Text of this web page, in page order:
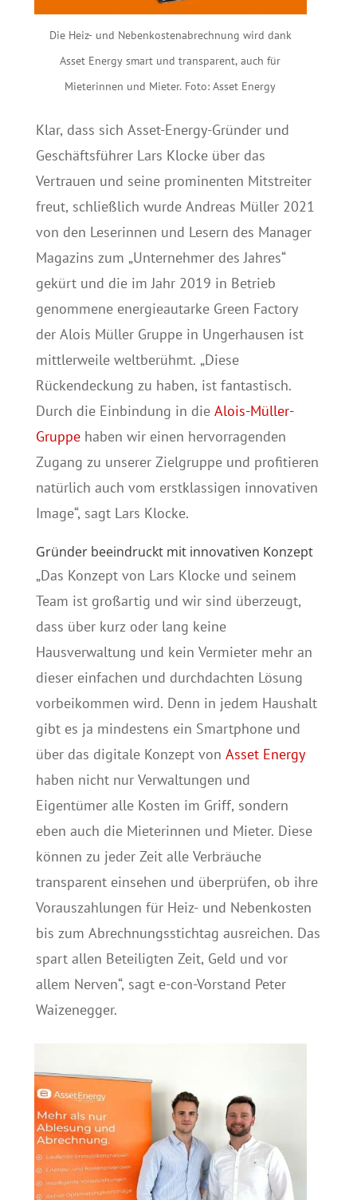
Die Heiz- und Nebenkostenabrechnung wird dank
Asset Energy smart und transparent, auch für
Mieterinnen und Mieter. Foto: Asset Energy
Klar, dass sich Asset-Energy-Gründer und
Geschäftsführer Lars Klocke über das
Vertrauen und seine prominenten Mitstreiter
freut, schließlich wurde Andreas Müller 2021
von den Leserinnen und Lesern des Manager
Magazins zum „Unternehmer des Jahres“
gekürt und die im Jahr 2019 in Betrieb
genommene energieautarke Green Factory
der Alois Müller Gruppe in Ungerhausen ist
mittlerweile weltberühmt. „Diese
Rückendeckung zu haben, ist fantastisch.
Durch die Einbindung in die Alois-Müller-
Gruppehaben wir einen hervorragenden
Zugang zu unserer Zielgruppe und profitieren
natürlich auch vom erstklassigen innovativen
Image“, sagt Lars Klocke.
Gründer beeindruckt mit innovativen Konzept
„Das Konzept von Lars Klocke und seinem
Team ist großartig und wir sind überzeugt,
dass über kurz oder lang keine
Hausverwaltung und kein Vermieter mehr an
dieser einfachen und durchdachten Lösung
vorbeikommen wird. Denn in jedem Haushalt
gibt es ja mindestens ein Smartphone und
über das digitale Konzept von Asset Energy
haben nicht nur Verwaltungen und
Eigentümer alle Kosten im Griff, sondern
eben auch die Mieterinnen und Mieter. Diese
können zu jeder Zeit alle Verbräuche
transparent einsehen und überprüfen, ob ihre
Vorauszahlungen für Heiz- und Nebenkosten
bis zum Abrechnungsstichtag ausreichen. Das
spart allen Beteiligten Zeit, Geld und vor
allem Nerven“, sagt e-con-Vorstand Peter
Waizenegger.